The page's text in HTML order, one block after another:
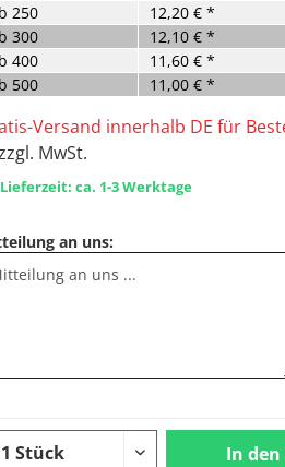
250
12,20 € *
300
12,10 € *
400
11,60 € *
500 11,00 € *
Versand innerhalb DE für
MwSt.
Lieferzeit: ca. 1-3 Werktage
an uns:
In den